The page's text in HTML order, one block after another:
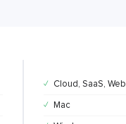
✓ Cloud, SaaS, Web
✓ Mac